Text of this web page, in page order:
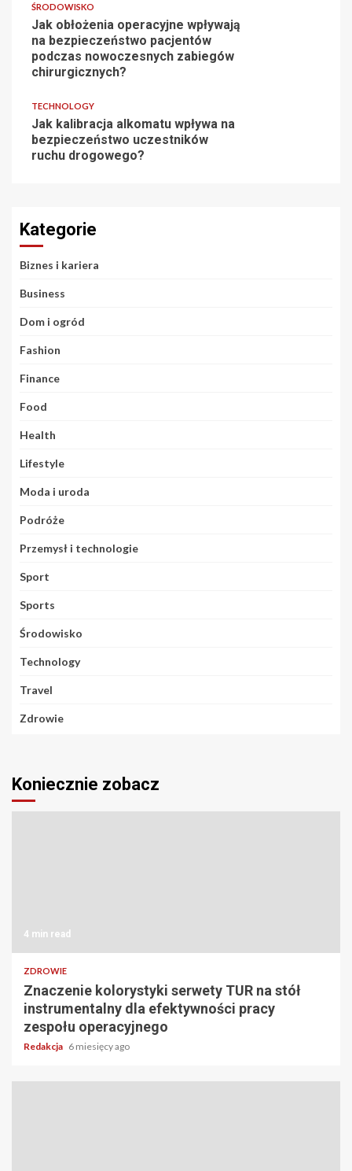
ŚRODOWISKO
Jak obłożenia operacyjne wpływają
na bezpieczeństwo pacjentów
podczas nowoczesnych zabiegów
chirurgicznych?
TECHNOLOGY
Jak kalibracja alkomatu wpływa na
bezpieczeństwo uczestników
ruchu drogowego?
Kategorie
Biznes i kariera
Business
Dom i ogród
Fashion
Finance
Food
Health
Lifestyle
Moda i uroda
Podróże
Przemysł i technologie
Sport
Sports
Środowisko
Technology
Travel
Zdrowie
Koniecznie zobacz
4 min read
ZDROWIE
Znaczenie kolorystyki serwety TUR na stół
instrumentalny dla efektywności pracy
zespołu operacyjnego
Redakcja 6 miesięcy ago